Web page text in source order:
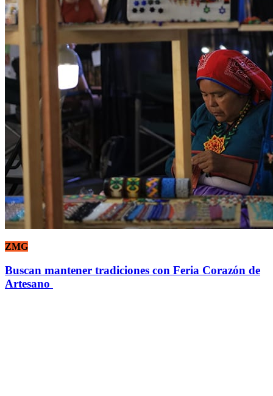
ZMG
Buscan mantener tradiciones con Feria Corazón de
Artesano